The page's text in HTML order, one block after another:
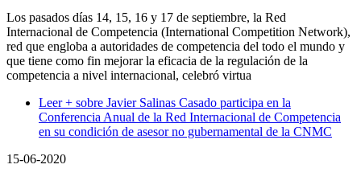
Los pasados días 14, 15, 16 y 17 de septiembre, la Red
Internacional de Competencia (International Competition Network),
red que engloba a autoridades de competencia del todo el mundo y
que tiene como fin mejorar la eficacia de la regulación de la
competencia a nivel internacional, celebró virtua
Leer + sobre Javier Salinas Casado participa en la
Conferencia Anual de la Red Internacional de Competencia
en su condición de asesor no gubernamental de la CNMC
15-06-2020